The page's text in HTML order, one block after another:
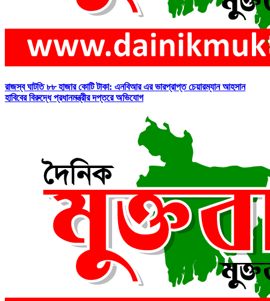
রাজস্ব ঘাটতি ৮৮ হাজার কোটি টাকা: এনবিআর এর ভারপ্রাপ্ত চেয়ারম্যান আহসান
হাবিবের বিরুদ্ধে প্রধানমন্ত্রীর দপ্তরে অভিযোগ